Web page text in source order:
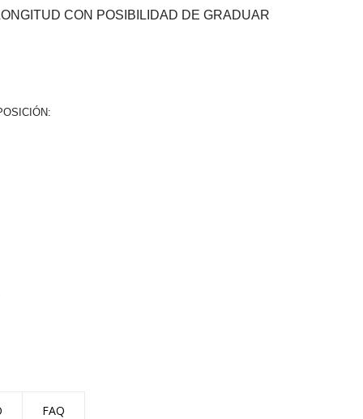
CON POSIBILIDAD DE GRADUAR
FAQ